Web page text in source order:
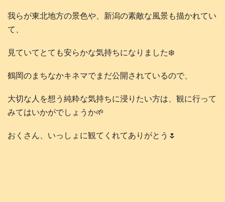
我らが東北地方の景色や、新潟の素敵な風景も描かれてい
て、
見ていてとても安らかな気持ちになりました❄️
鶴岡のまちなかキネマでまだ公開されているので、
大切な人を想う純粋な気持ちに浸りたい方は、観に行って
みてはいかがでしょうか🌱
おくさん、いっしょに観てくれてありがとう🌷